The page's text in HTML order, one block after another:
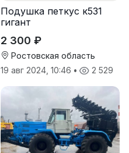
Подушка петкус к531
гигант
2 300 ₽
Ростовская область
19 авг 2024, 10:46 • 2 529